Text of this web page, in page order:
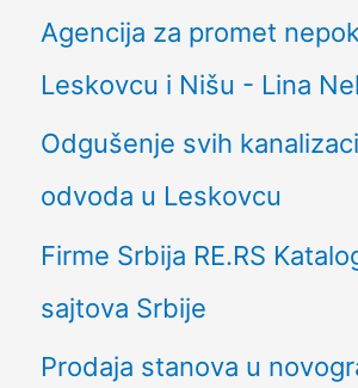
Agencija za promet
Leskovcu i Nišu - Lina
Odgušenje svih
odvoda u Leskovcu
Firme Srbija RE.RS
sajtova Srbije
Prodaja stanova u